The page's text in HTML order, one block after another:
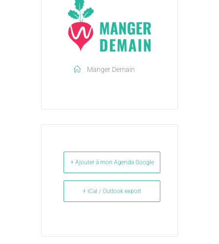
Manger Demain
+ Ajouter à mon Agenda Google
+ iCal / Outlook export